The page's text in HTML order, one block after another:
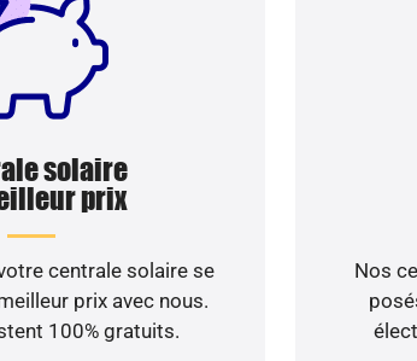
solaire
prix
centrale solaire se
prix avec nous.
100% gratuits.
Nos